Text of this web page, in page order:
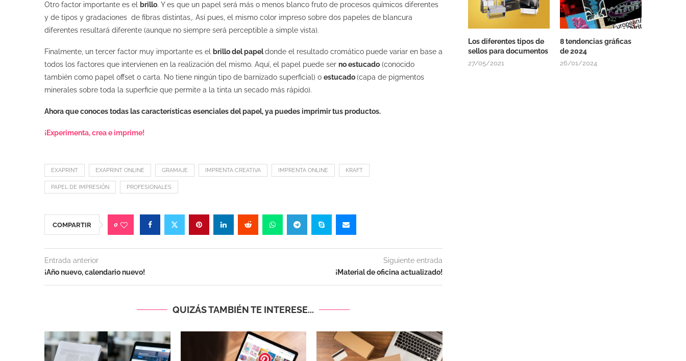
Otro factor importante es el brillo. Y es que un papel será más o menos blanco fruto de procesos químicos diferentes
y de tipos y gradaciones de fibras distintas,. Así pues, el mismo color impreso sobre dos papeles de blancura
diferentes resultará diferente (aunque no siempre será perceptible a simple vista).
Finalmente, un tercer factor muy importante es el brillo del papeldonde el resultado cromático puede variar en base a
todos los factores que intervienen en la realización del mismo. Aquí, el papel puede ser no estucado (conocido
también como papel offset o carta. No tiene ningún tipo de barnizado superficial) o estucado(capa de pigmentos
minerales sobre toda la superficie que permite a la tinta un secado más rápido).
Ahora que conoces todas las características esenciales del papel, ya puedes imprimir tus productos.
¡Experimenta, crea e imprime!
EXAPRINT EXAPRINT ONLINE GRAMAJE IMPRENTA CREATIVA IMPRENTA ONLINE KRAFT
PAPEL DE IMPRESIÓN PROFESIONALES
COMPARTIR 0
Entrada anterior
¡Año nuevo, calendario nuevo!
Siguiente entrada
¡Material de oficina actualizado!
QUIZÁS TAMBIÉN TE INTERESE...
Los diferentes tipos de
sellos para documentos
27/05/2021
8 tendencias gráficas
de 2024
26/01/2024